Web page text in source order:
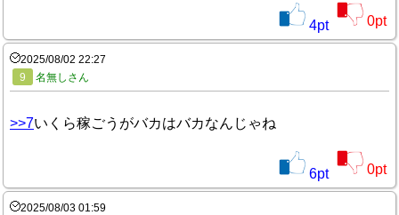
4pt 0pt
2025/08/02 22:27
9
名無しさん
>>7いくら稼ごうがバカはバカなんじゃね
6pt 0pt
2025/08/03 01:59